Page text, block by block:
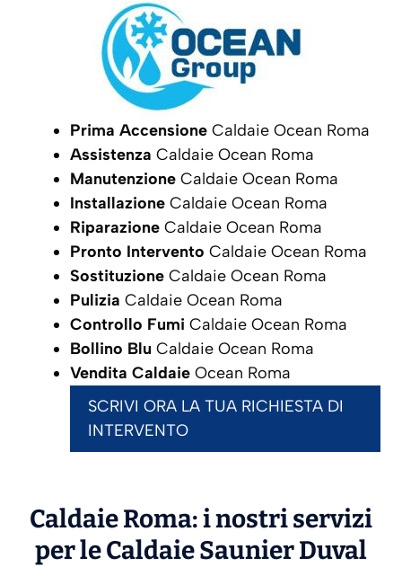
Prima Accensione Caldaie Ocean Roma
Assistenza Caldaie Ocean Roma
Manutenzione Caldaie Ocean Roma
Installazione Caldaie Ocean Roma
Riparazione Caldaie Ocean Roma
Pronto Intervento Caldaie Ocean Roma
Sostituzione Caldaie Ocean Roma
Pulizia Caldaie Ocean Roma
Controllo Fumi Caldaie Ocean Roma
Bollino Blu Caldaie Ocean Roma
Vendita Caldaie Ocean Roma
SCRIVI ORA LA TUA RICHIESTA DI
INTERVENTO
Caldaie Roma: i nostri servizi
per le CaldaieSaunier Duval